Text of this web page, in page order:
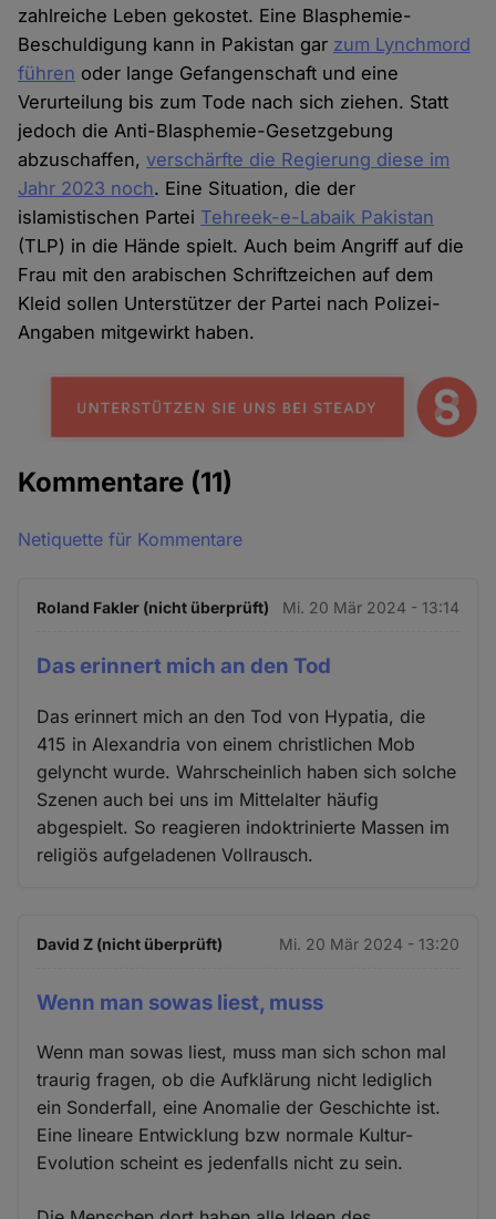
zahlreiche Leben gekostet. Eine Blasphemie-
Beschuldigung kann in Pakistan gar zum Lynchmord
führen oder lange Gefangenschaft und eine
Verurteilung bis zum Tode nach sich ziehen. Statt
jedoch die Anti-Blasphemie-Gesetzgebung
abzuschaffen,verschärfte die Regierung diese im
Jahr 2023 noch. Eine Situation, die der
islamistischen Partei Tehreek-e-Labaik Pakistan
(TLP) in die Hände spielt. Auch beim Angriff auf die
Frau mit den arabischen Schriftzeichen auf dem
Kleid sollen Unterstützer der Partei nach Polizei-
Angaben mitgewirkt haben.
Kommentare (11)
Netiquette für Kommentare
Roland Fakler (nicht überprüft) Mi. 20 Mär 2024 - 13:14
Das erinnert mich an den Tod
Das erinnert mich an den Tod von Hypatia, die
415 in Alexandria von einem christlichen Mob
gelyncht wurde. Wahrscheinlich haben sich solche
Szenen auch bei uns im Mittelalter häufig
abgespielt. So reagieren indoktrinierte Massen im
religiös aufgeladenen Vollrausch.
David Z (nicht überprüft) Mi. 20 Mär 2024 - 13:20
Wenn man sowas liest, muss
Wenn man sowas liest, muss man sich schon mal
traurig fragen, ob die Aufklärung nicht lediglich
ein Sonderfall, eine Anomalie der Geschichte ist.
Eine lineare Entwicklung bzw normale Kultur-
Evolution scheint es jedenfalls nicht zu sein.